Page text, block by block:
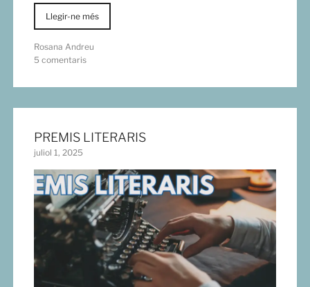
Llegir-ne més
Rosana Andreu
5 comentaris
PREMIS LITERARIS
juliol 1, 2025